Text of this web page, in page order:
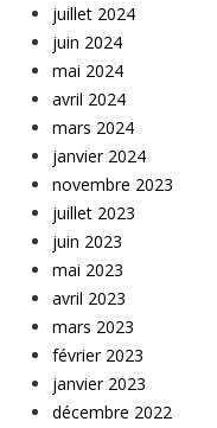
juillet 2024
juin 2024
mai 2024
avril 2024
mars 2024
janvier 2024
novembre 2023
juillet 2023
juin 2023
mai 2023
avril 2023
mars 2023
février 2023
janvier 2023
décembre 2022